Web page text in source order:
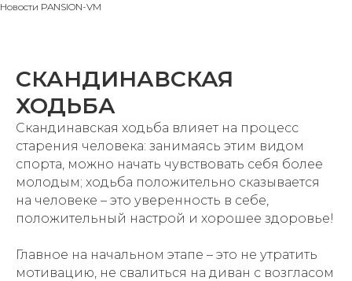
Новости PANSION-VM
СКАНДИНАВСКАЯ
ХОДЬБА
Скандинавская ходьба влияет на процесс
старения человека: занимаясь этим видом
спорта, можно начать чувствовать себя более
молодым; ходьба положительно сказывается
на человеке – это уверенность в себе,
положительный настрой и хорошее здоровье!
Главное на начальном этапе – это не утратить
мотивацию, не свалиться на диван с возгласом